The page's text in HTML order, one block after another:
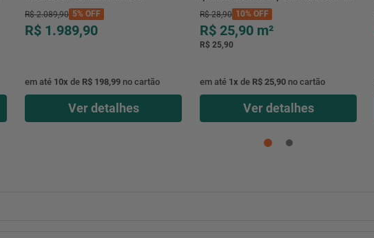
Hjfe09c2cg|hjfi09c2wg - Elgin
R$ 2.089,90 5% OFF
R$ 1.989,90
em até 10x de R$ 198,99 no cartão
Ver detalhes
01.012771 - Cerbras
R$ 28,90 10% OFF
R$ 25,90 m²
R$ 25,90
em até 1x de R$ 25,90 no cartão
Ver detalhes